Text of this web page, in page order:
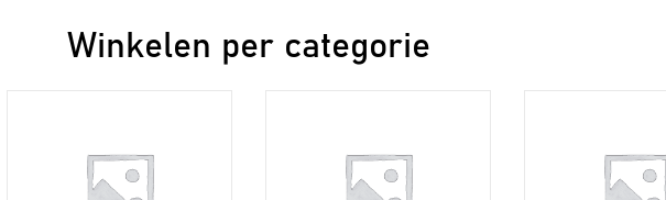
Winkelen per categorie